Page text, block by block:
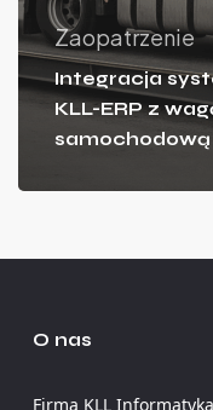
Zaopatrzenie
Integracja
KLL-ERP z
samochodową
O nas
Firma KLL